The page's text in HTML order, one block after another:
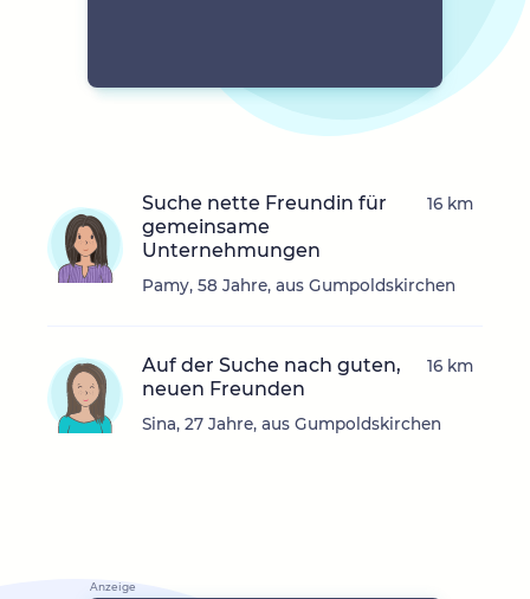
Suche nette Freundin für
gemeinsame
Unternehmungen
Pamy, 58 Jahre, aus Gumpoldskirchen
16 km
Auf der Suche nach guten,
neuen Freunden
Sina, 27 Jahre, aus Gumpoldskirchen
16 km